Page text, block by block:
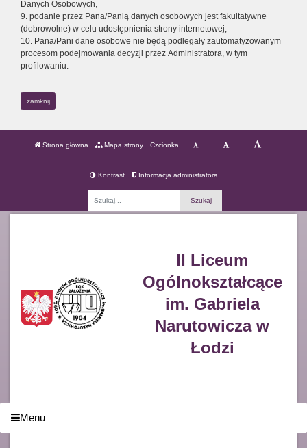
Danych Osobowych,
9. podanie przez Pana/Panią danych osobowych jest fakultatywne
(dobrowolne) w celu udostępnienia strony internetowej,
10. Pana/Pani dane osobowe nie będą podlegały zautomatyzowanym
procesom podejmowania decyzji przez Administratora, w tym
profilowaniu.
zamknij
Strona główna Mapa strony Czcionka
Kontrast Informacja administratora
II Liceum
Ogólnokształcące
im. Gabriela
Narutowicza w
Łodzi
Menu